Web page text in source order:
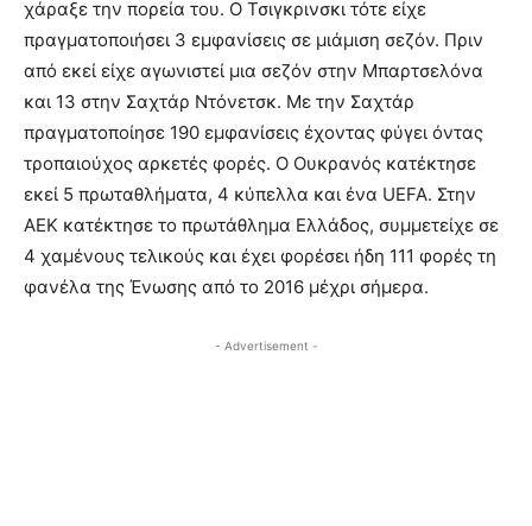
χάραξε την πορεία του. Ο Τσιγκρινσκι τότε είχε
πραγματοποιήσει 3 εμφανίσεις σε μιάμιση σεζόν. Πριν
από εκεί είχε αγωνιστεί μια σεζόν στην Μπαρτσελόνα
και 13 στην Σαχτάρ Ντόνετσκ. Με την Σαχτάρ
πραγματοποίησε 190 εμφανίσεις έχοντας φύγει όντας
τροπαιούχος αρκετές φορές. Ο Ουκρανός κατέκτησε
εκεί 5 πρωταθλήματα, 4 κύπελλα και ένα UEFA. Στην
ΑΕΚ κατέκτησε το πρωτάθλημα Ελλάδος, συμμετείχε σε
4 χαμένους τελικούς και έχει φορέσει ήδη 111 φορές τη
φανέλα της Ένωσης από το 2016 μέχρι σήμερα.
- Advertisement -